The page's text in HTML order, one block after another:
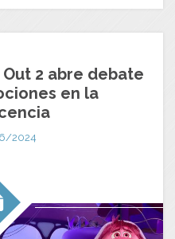
2 abre debate
en la
2024